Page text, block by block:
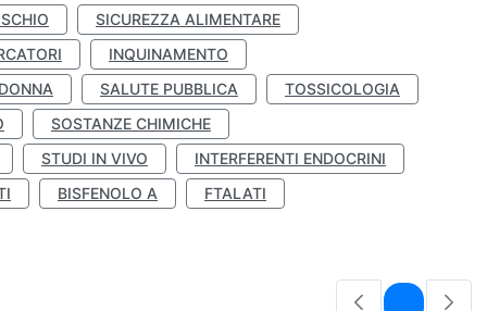
SICUREZZA ALIMENTARE
INQUINAMENTO
SALUTE PUBBLICA
TOSSICOLOGIA
SOSTANZE CHIMICHE
STUDI IN VIVO
INTERFERENTI ENDOCRINI
BISFENOLO A FTALATI
Pagina